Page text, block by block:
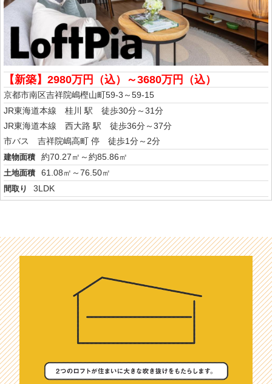
【新築】2980万円（込）～3680万円（込）
京都市南区吉祥院嶋樫山町59-3～59-15
JR東海道本線 桂川 駅 徒歩30分～31分
JR東海道本線 西大路 駅 徒歩36分～37分
市バス 吉祥院嶋高町 停 徒歩1分～2分
建物面積 約70.27㎡～約85.86㎡
土地面積 61.08㎡～76.50㎡
間取り 3LDK